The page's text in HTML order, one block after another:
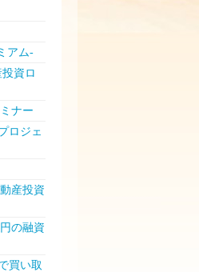
アム-
資ロ
ナー
ロジェ
産投資
の融資
買い取